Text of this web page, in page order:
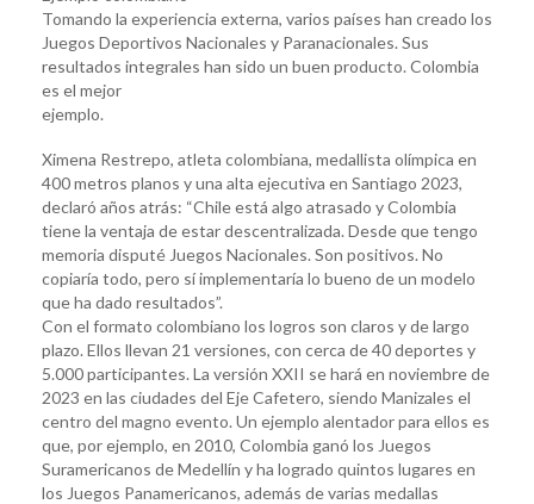
Tomando la experiencia externa, varios países han creado los
Juegos Deportivos Nacionales y Paranacionales. Sus
resultados integrales han sido un buen producto. Colombia
es el mejor
ejemplo.
Ximena Restrepo, atleta colombiana, medallista olímpica en
400 metros planos y una alta ejecutiva en Santiago 2023,
declaró años atrás: “Chile está algo atrasado y Colombia
tiene la ventaja de estar descentralizada. Desde que tengo
memoria disputé Juegos Nacionales. Son positivos. No
copiaría todo, pero sí implementaría lo bueno de un modelo
que ha dado resultados”.
Con el formato colombiano los logros son claros y de largo
plazo. Ellos llevan 21 versiones, con cerca de 40 deportes y
5.000 participantes. La versión XXII se hará en noviembre de
2023 en las ciudades del Eje Cafetero, siendo Manizales el
centro del magno evento. Un ejemplo alentador para ellos es
que, por ejemplo, en 2010, Colombia ganó los Juegos
Suramericanos de Medellín y ha logrado quintos lugares en
los Juegos Panamericanos, además de varias medallas